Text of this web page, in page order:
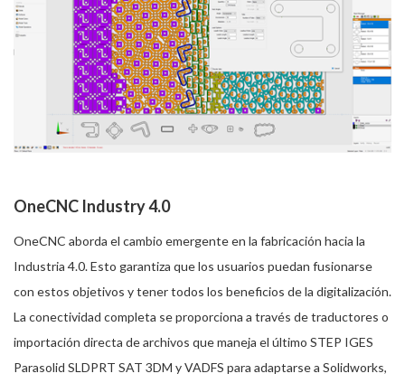
OneCNC Industry 4.0
OneCNC aborda el cambio emergente en la fabricación hacia la
Industria 4.0. Esto garantiza que los usuarios puedan fusionarse
con estos objetivos y tener todos los beneficios de la digitalización.
La conectividad completa se proporciona a través de traductores o
importación directa de archivos que maneja el último STEP IGES
Parasolid SLDPRT SAT 3DM y VADFS para adaptarse a Solidworks,